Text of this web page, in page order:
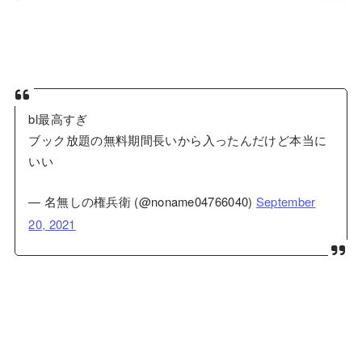
bl最高すぎ
ブック放題の無料期間長いから入ったんだけど本当に
いい
— 名無しの権兵衛 (@noname04766040) September
20, 2021